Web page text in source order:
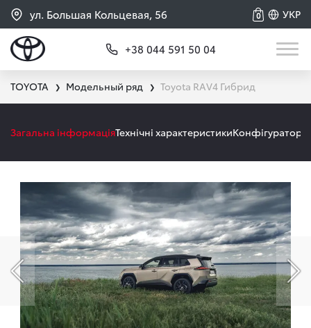
ул. Большая Кольцевая, 56 УКР
0
+38 044 591 50 04
TOYOTA ❯ Модельный ряд ❯ Toyota RAV4 Гибрид
Загальна інформаціяТехнічні характеристикиКонфігуратор
Попередній слайд